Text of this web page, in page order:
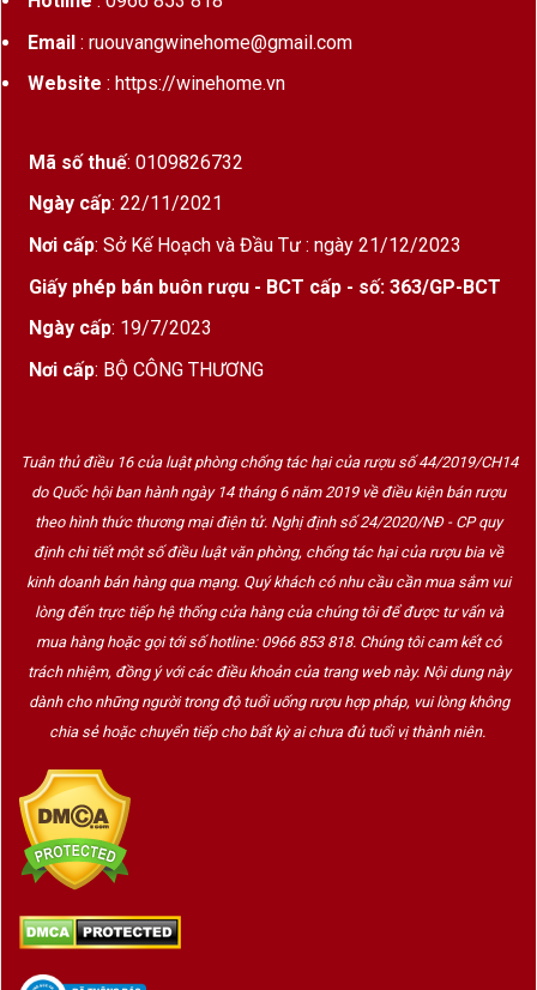
Email: ruouvangwinehome@gmail.com
Website : https://winehome.vn
Mã số thuế: 0109826732
Ngày cấp: 22/11/2021
Nơi cấp: Sở Kế Hoạch và Đầu Tư : ngày 21/12/2023
Giấy phép bán buôn rượu - BCT cấp - số: 363/GP-BCT
Ngày cấp: 19/7/2023
Nơi cấp: BỘ CÔNG THƯƠNG
Tuân thủ điều 16 của luật phòng chống tác hại của rượu số 44/2019/CH14
do Quốc hội ban hành ngày 14 tháng 6 năm 2019 về điều kiện bán rượu
theo hình thức thương mại điện tử. Nghị định số 24/2020/NĐ - CP quy
định chi tiết một số điều luật văn phòng, chống tác hại của rượu bia về
kinh doanh bán hàng qua mạng. Quý khách có nhu cầu cần mua sắm vui
lòng đến trực tiếp hệ thống cửa hàng của chúng tôi để được tư vấn và
mua hàng hoặc gọi tới số hotline: 0966 853 818. Chúng tôi cam kết có
trách nhiệm, đồng ý với các điều khoản của trang web này. Nội dung này
dành cho những người trong độ tuổi uống rượu hợp pháp, vui lòng không
chia sẻ hoặc chuyển tiếp cho bất kỳ ai chưa đủ tuổi vị thành niên.